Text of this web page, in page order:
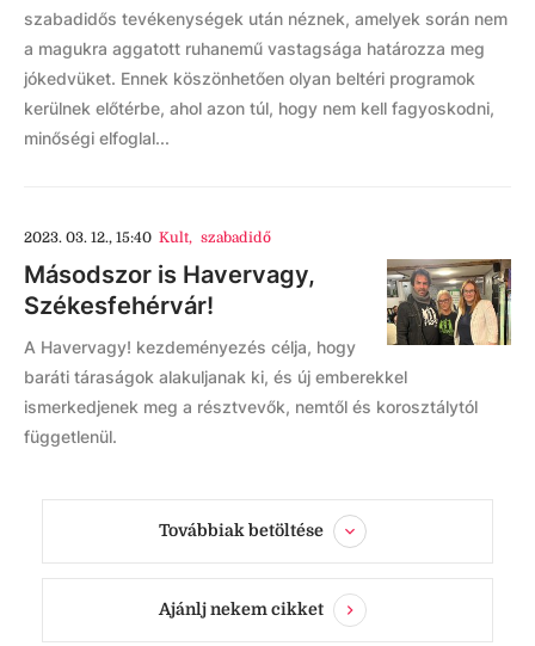
szabadidős tevékenységek után néznek, amelyek során nem
a magukra aggatott ruhanemű vastagsága határozza meg
jókedvüket. Ennek köszönhetően olyan beltéri programok
kerülnek előtérbe, ahol azon túl, hogy nem kell fagyoskodni,
minőségi elfoglal...
2023. 03. 12., 15:40 Kult, szabadidő
Másodszor is Havervagy,
Székesfehérvár!
A Havervagy! kezdeményezés célja, hogy
baráti táraságok alakuljanak ki, és új emberekkel
ismerkedjenek meg a résztvevők, nemtől és korosztálytól
függetlenül.
Továbbiak betöltése
Ajánlj nekem cikket